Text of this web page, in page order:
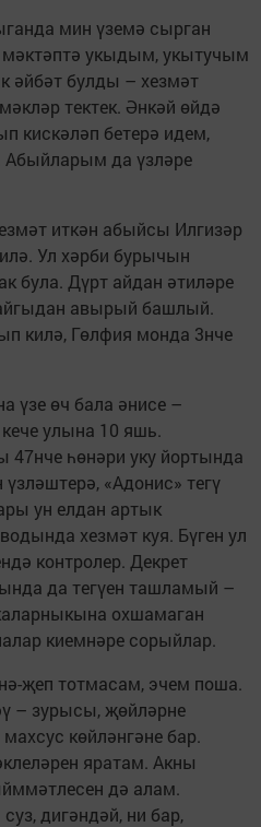
мин үземә сырган
мәктәптә укыдым, укытучым
әйбәт булды – хезмәт
тектек. Әнкәй өйдә
кискәләп бетерә идем,
Абыйларым да үзләре
иткән абыйсы Илгизәр
Ул хәрби бурычын
була. Дүрт айдан әтиләре
авырый башлый.
килә, Гөлфия монда 3нче
үзе өч бала әнисе –
улына 10 яшь.
һөнәри уку йортында
үзләштерә, «Адонис» тегү
ун елдан артык
хезмәт куя. Бүген ул
контролер. Декрет
да тегүен ташламый –
охшамаган
киемнәре сорыйлар.
җеп тотмасам, эчем поша.
– зурысы, җөйләрне
көйләнгәне бар.
яратам. Акны
дә алам.
дигәндәй, ни бар,